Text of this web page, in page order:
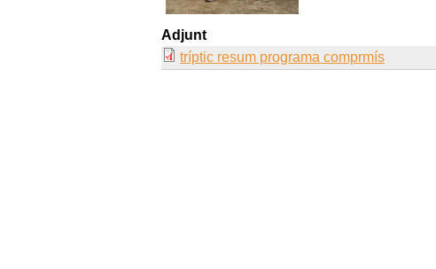
Adjunt
tríptic resum programa comprmís